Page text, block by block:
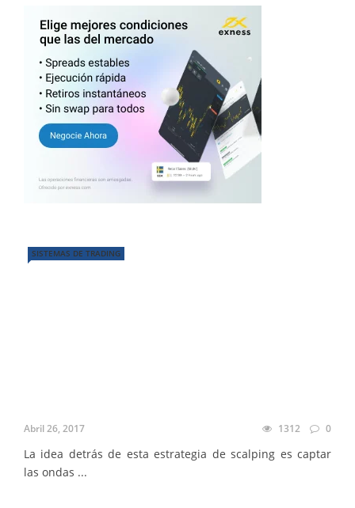
SISTEMAS DE TRADING
Abril 26, 2017 1312 0
La idea detrás de esta estrategia de scalping es captar
las ondas ...